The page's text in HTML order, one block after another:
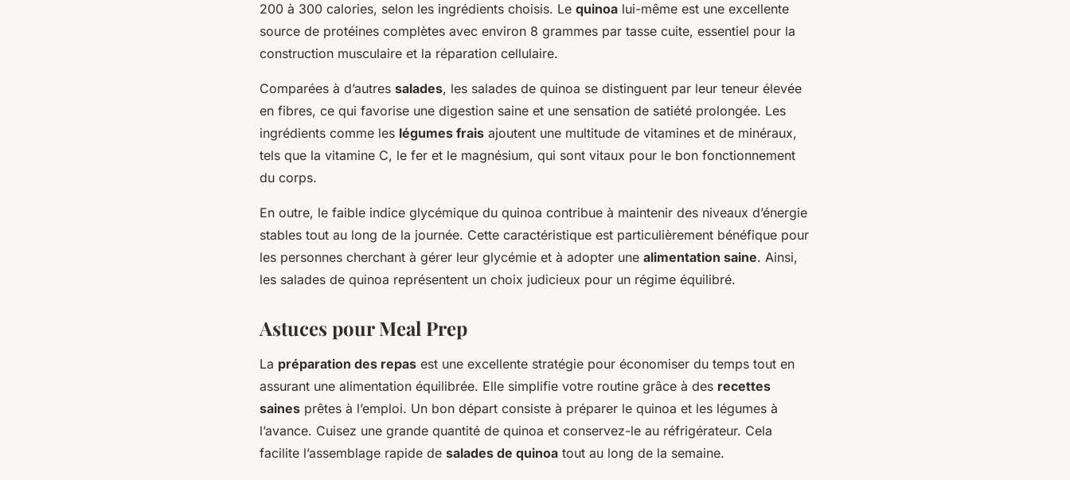
200 à 300 calories, selon les ingrédients choisis. Le quinoa lui-même est une excellente
source de protéines complètes avec environ 8 grammes par tasse cuite, essentiel pour la
construction musculaire et la réparation cellulaire.
Comparées à d’autres salades, les salades de quinoa se distinguent par leur teneur élevée
en fibres, ce qui favorise une digestion saine et une sensation de satiété prolongée. Les
ingrédients comme les légumes frais ajoutent une multitude de vitamines et de minéraux,
tels que la vitamine C, le fer et le magnésium, qui sont vitaux pour le bon fonctionnement
du corps.
En outre, le faible indice glycémique du quinoa contribue à maintenir des niveaux d’énergie
stables tout au long de la journée. Cette caractéristique est particulièrement bénéfique pour
les personnes cherchant à gérer leur glycémie et à adopter une alimentation saine. Ainsi,
les salades de quinoa représentent un choix judicieux pour un régime équilibré.
Astuces pour Meal Prep
La préparation des repas est une excellente stratégie pour économiser du temps tout en
assurant une alimentation équilibrée. Elle simplifie votre routine grâce à des recettes
saines prêtes à l’emploi. Un bon départ consiste à préparer le quinoa et les légumes à
l’avance. Cuisez une grande quantité de quinoa et conservez-le au réfrigérateur. Cela
facilite l’assemblage rapide de salades de quinoa tout au long de la semaine.